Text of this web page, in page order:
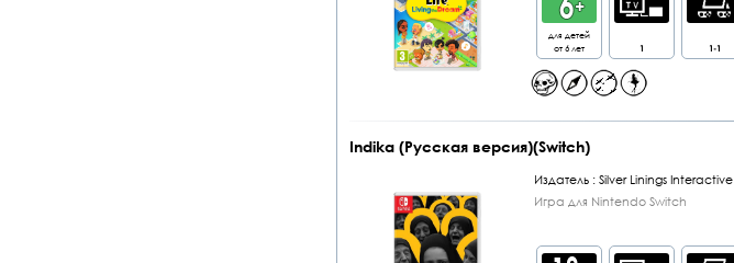
для детей
от 6 лет
1 1-1
Indika (Русская версия)(Switch)
Издатель :Silver Linings Interactive
Игра для Nintendo Switch